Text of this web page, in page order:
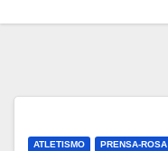
ATLETISMO PRENSA-ROSA